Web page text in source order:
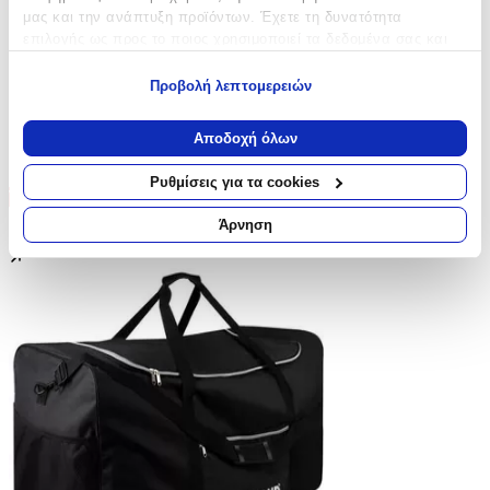
μας και την ανάπτυξη προϊόντων. Έχετε τη δυνατότητα
Να συλλέξουμε πληροφορίες σχετικά με τη γεωγραφική
σας τοποθεσία, οι οποίες μπορεί να είναι ακριβείς σε
απόσταση μερικών μέτρων
Να αναγνωρίσουμε τη συσκευή σας σαρώνοντας ενεργά
για συγκεκριμένα χαρακτηριστικά (δακτυλικό αποτύπωμα)
Μάθετε περισσότερα σχετικά με τον τρόπο επεξεργασίας των
ενότητα “Λεπτομέρειες”
ανακαλέσετε τη συγκατάθεσή σας ανά πάσα στιγμή από τη
Δήλωση Cookies.
Χρησιμοποιούμε cookies ώστε η τοποθεσία μας να λειτουργεί
σωστά, να εξατομικεύουμε περιεχόμενο και διαφημίσεις, να
παρέχουμε λειτουργίες μέσων κοινωνικής δικτύωσης και να
αναλύουμε την κυκλοφορία μας. Εμείς και οι 1022 συνεργάτες
μας επεξεργαζόμαστε προσωπικά σας δεδομένα, π.χ. τη
διεύθυνση IP σας, χρησιμοποιώντας τεχνολογία όπως cookies
Προβολή λεπτομερειών
Αποδοχή όλων
Ρυθμίσεις για τα cookies
Άρνηση
Έκπτωση